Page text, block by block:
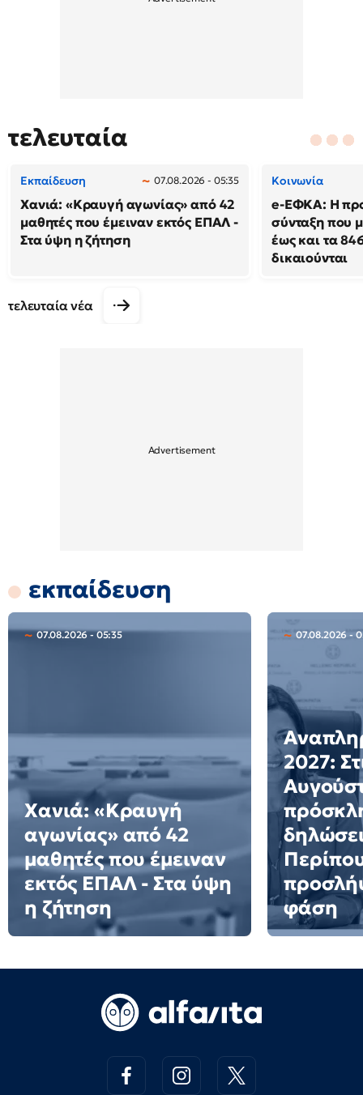
τελευταία
Εκπαίδευση 07.08.2026 - 05:35
Χανιά: «Κραυγή αγωνίας» από 42
μαθητές που έμειναν εκτός ΕΠΑΛ -
Στα ύψη η ζήτηση
Κοινωνία
e-ΕΦΚΑ: Η
σύνταξη που
έως και τα
δικαιούνται
τελευταία νέα
εκπαίδευση
07.08.2026 - 05:35
Χανιά: «Κραυγή
αγωνίας» από 42
μαθητές που έμειναν
εκτός ΕΠΑΛ - Στα ύψη
η ζήτηση
07.08.2026 -
2027:
φάση